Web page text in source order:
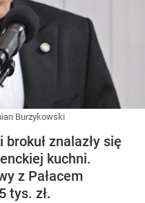
Burzykowski
znalazły się
kuchni.
z Pałacem
tys. zł.